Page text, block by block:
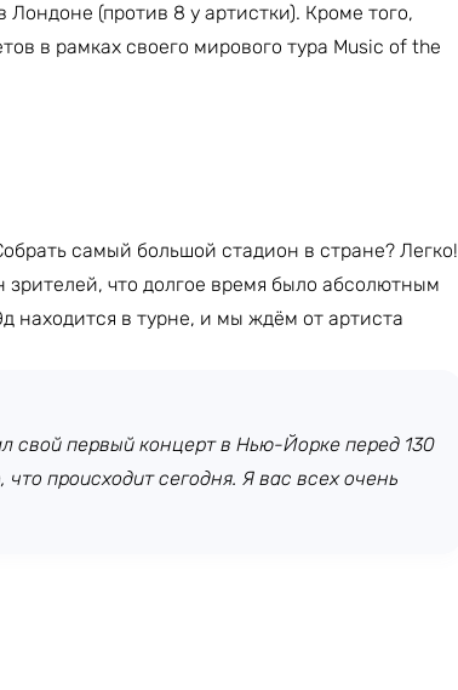
(против 8 у артистки). Кроме того,
в рамках своего мирового тура Music of the
самый большой стадион в стране? Легко!
что долгое время было абсолютным
находится в турне, и мы ждём от артиста
свой первый концерт в Нью-Йорке перед 130
происходит сегодня. Я вас всех очень